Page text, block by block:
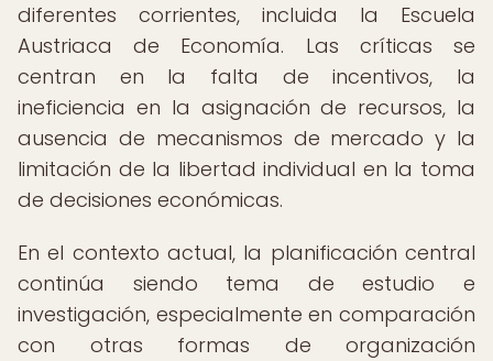
diferentes corrientes, incluida la Escuela
Austriaca de Economía. Las críticas se
centran en la falta de incentivos, la
ineficiencia en la asignación de recursos, la
ausencia de mecanismos de mercado y la
limitación de la libertad individual en la toma
de decisiones económicas.
En el contexto actual, la planificación central
continúa siendo tema de estudio e
investigación, especialmente en comparación
con otras formas de organización